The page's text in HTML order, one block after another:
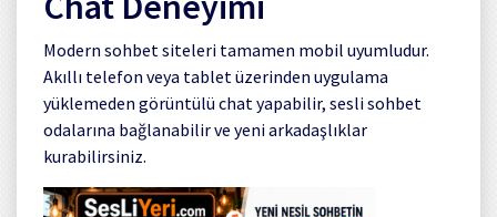
Modern sohbet siteleri tamamen mobil uyumludur.
Akıllı telefon veya tablet üzerinden uygulama
yüklemeden görüntülü chat yapabilir, sesli sohbet
odalarına bağlanabilir ve yeni arkadaşlıklar
kurabilirsiniz.